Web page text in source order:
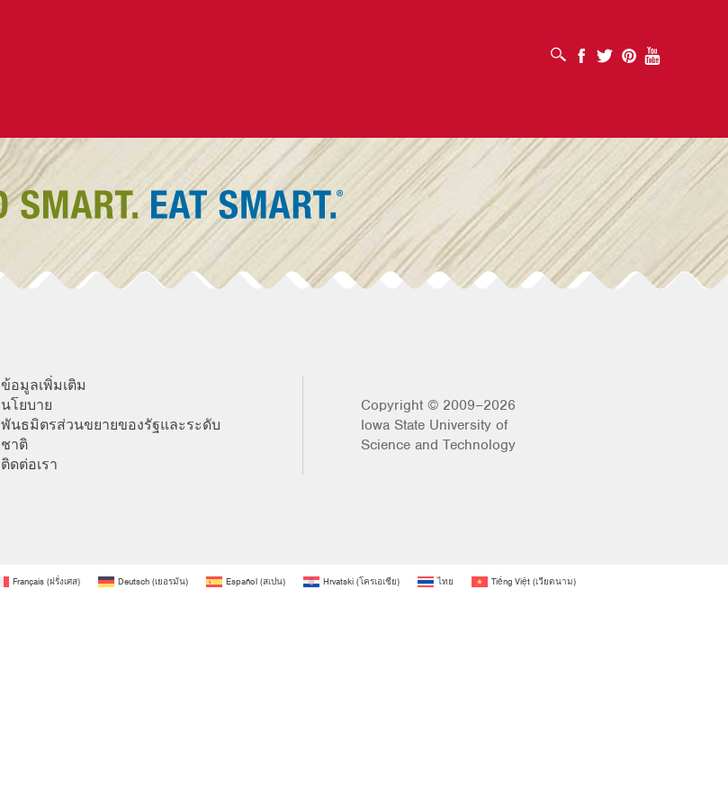
เปิดช่องค้นหา Facebook
Twitter PinterestYoutube
ข้อมูลเพิ่มเติม
นโยบาย
พันธมิตรส่วนขยายของรัฐและระดับ
ชาติ
ติดต่อเรา
Copyright © 2009–2026
Iowa State University of
Science and Technology
Français (ฝรั่งเศส) Deutsch (เยอรมัน) Español (สเปน) Hrvatski (โครเอเชีย) ไทย Tiếng Việt (เวียดนาม)